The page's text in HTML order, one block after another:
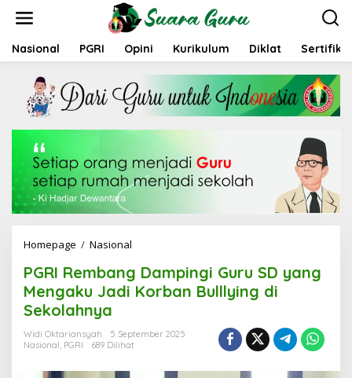
t
Nasional PGRI Opini Kurikulum Diklat
Homepage / Nasional
R
R
m
b
PGRI Rembang Dampingi Guru SD yang
Mengaku Jadi Korban Bulllying di
Sekolahnya
Widi Oktariansyah
5 September 2025
Nasional, PGRI 689 Dilihat